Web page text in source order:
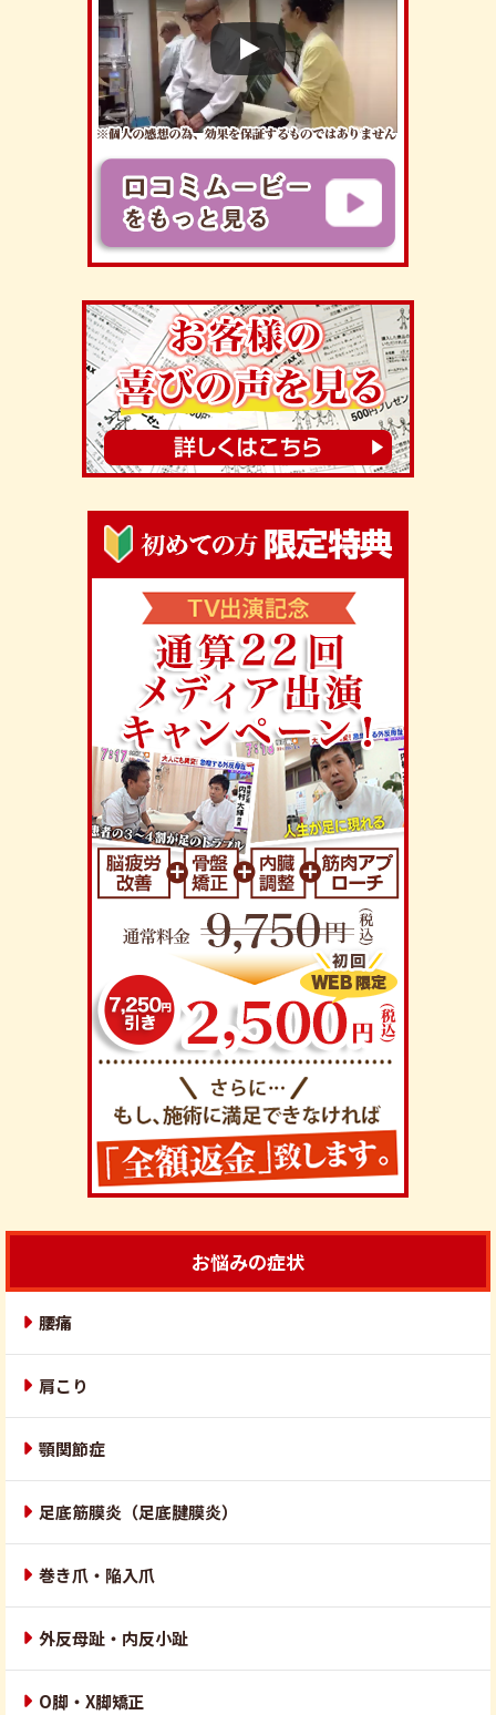
お悩みの症状
腰痛
肩こり
顎関節症
足底筋膜炎（足底腱膜炎）
巻き爪・陥入爪
外反母趾・内反小趾
O脚・X脚矯正